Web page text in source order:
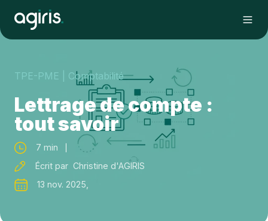
TPE-PME | Comptabilité
Lettrage de compte :
tout savoir
7 min
Écrit par Christine d'AGIRIS
13 nov. 2025,